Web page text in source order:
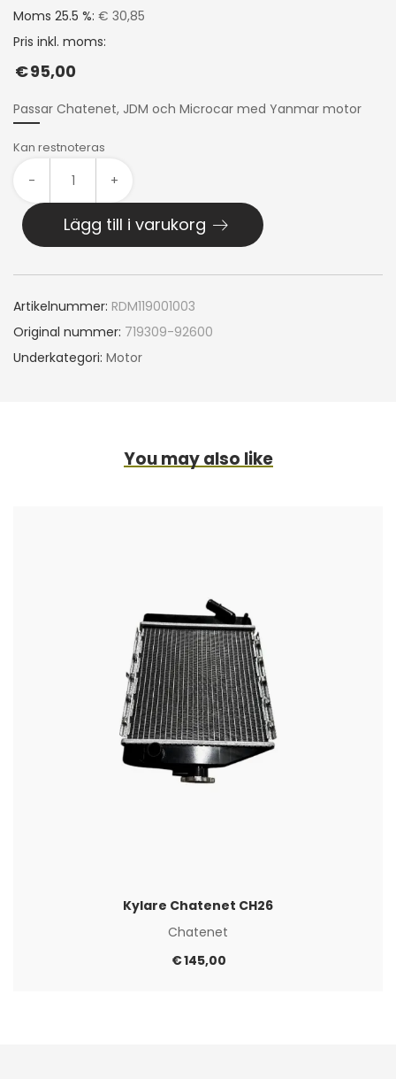
Moms 25.5 %: € 30,85
Pris inkl. moms:
€95,00
Passar Chatenet, JDM och Microcar med Yanmar motor
Kan restnoteras
- +
Lägg till i varukorg
Artikelnummer: RDM119001003
Original nummer: 719309-92600
Underkategori: Motor
You may also like
Kylare Chatenet CH26
Chatenet
€145,00